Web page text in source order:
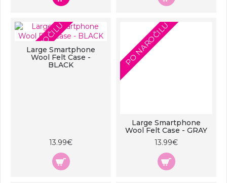
PO NAROČILU
Large Smartphone
Wool Felt Case -
BLACK
13.99€
PO NAROČILU
Large Smartphone
Wool Felt Case - GRAY
13.99€